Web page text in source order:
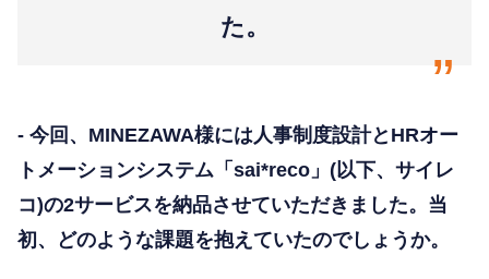
た。
“
- 今回、MINEZAWA様には人事制度設計とHRオー
トメーションシステム「sai*reco」(以下、サイレ
コ)の2サービスを納品させていただきました。当
初、どのような課題を抱えていたのでしょうか。